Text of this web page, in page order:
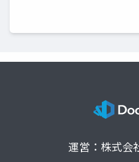
運営：株式会